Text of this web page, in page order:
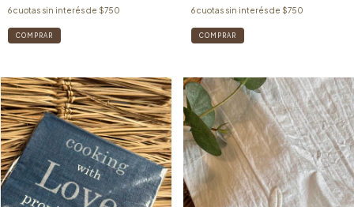
6cuotas sin interés de $750 6 cuotas sin interés de $750